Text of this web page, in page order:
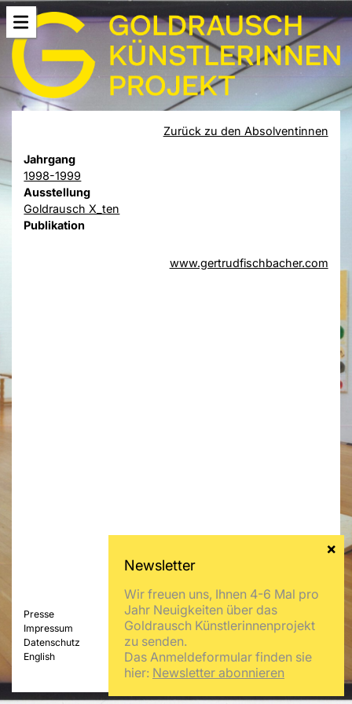
Zurück zu den Absolventinnen
Jahrgang
1998-1999
Ausstellung
Goldrausch X_ten
Publikation
www.gertrudfischbacher.com
Presse
Impressum
Datenschutz
English
Wir freuen uns, Ihnen 4-6 Mal pro
Jahr Neuigkeiten über das
Goldrausch Künstlerinnenprojekt
zu senden.
Das Anmeldeformular finden sie
hier: Newsletter abonnieren